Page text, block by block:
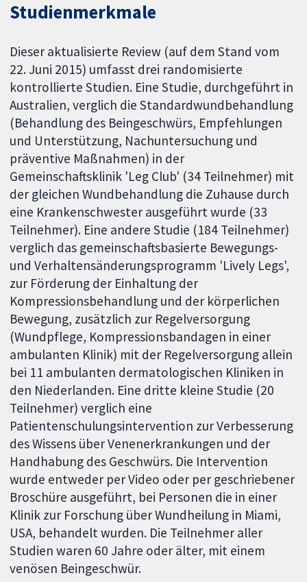
Studienmerkmale
Dieser aktualisierte Review (auf dem Stand vom
22. Juni 2015) umfasst drei randomisierte
kontrollierte Studien. Eine Studie, durchgeführt in
Australien, verglich die Standardwundbehandlung
(Behandlung des Beingeschwürs, Empfehlungen
und Unterstützung, Nachuntersuchung und
präventive Maßnahmen) in der
Gemeinschaftsklinik 'Leg Club' (34 Teilnehmer) mit
der gleichen Wundbehandlung die Zuhause durch
eine Krankenschwester ausgeführt wurde (33
Teilnehmer). Eine andere Studie (184 Teilnehmer)
verglich das gemeinschaftsbasierte Bewegungs-
und Verhaltensänderungsprogramm 'Lively Legs',
zur Förderung der Einhaltung der
Kompressionsbehandlung und der körperlichen
Bewegung, zusätzlich zur Regelversorgung
(Wundpflege, Kompressionsbandagen in einer
ambulanten Klinik) mit der Regelversorgung allein
bei 11 ambulanten dermatologischen Kliniken in
den Niederlanden. Eine dritte kleine Studie (20
Teilnehmer) verglich eine
Patientenschulungsintervention zur Verbesserung
des Wissens über Venenerkrankungen und der
Handhabung des Geschwürs. Die Intervention
wurde entweder per Video oder per geschriebener
Broschüre ausgeführt, bei Personen die in einer
Klinik zur Forschung über Wundheilung in Miami,
USA, behandelt wurden. Die Teilnehmer aller
Studien waren 60 Jahre oder älter, mit einem
venösen Beingeschwür.